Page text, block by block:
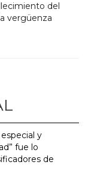
del
vergüenza
y
fue lo
de